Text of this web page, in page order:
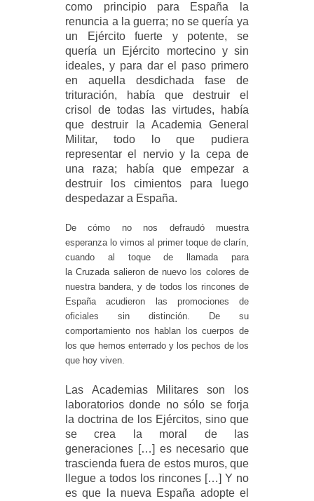
como principio para España la
renuncia a la guerra; no se quería ya
un Ejército fuerte y potente,
se
quería un Ejército mortecino y sin
ideales, y para dar el paso primero
en aquella desdichada fase de
trituración, había que destruir el
crisol de todas las virtudes,
había
que destruir la Academia General
Militar, todo lo que pudiera
representar el nervio y la cepa de
una raza;
había que empezar a
destruir los cimientos para luego
despedazar a España.
De cómo no nos defraudó muestra
esperanza lo vimos al primer toque de clarín,
cuando al toque de llamada para
la Cruzada salieron de nuevo los colores de
nuestra bandera, y de todos los rincones de
España acudieron las promociones de
oficiales sin distinción. De su
comportamiento nos hablan los cuerpos de
los que hemos enterrado y los pechos de los
que hoy viven.
Las Academias Militares son los
laboratorios donde no sólo se forja
la doctrina de los Ejércitos, sino que
se crea la moral de las
generaciones […] es necesario que
trascienda fuera de estos muros, que
llegue a todos los rincones […] Y no
es que la nueva España adopte el